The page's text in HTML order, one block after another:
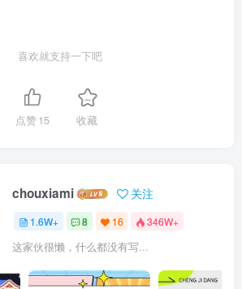
喜欢就支持一下吧
点赞15 收藏
chouxiami 关注
1.6W+ 8 16 346W+
这家伙很懒，什么都没有写...